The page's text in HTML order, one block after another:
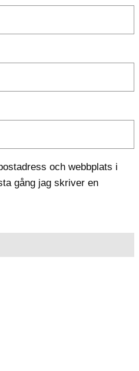
och webbplats i
gång jag skriver en